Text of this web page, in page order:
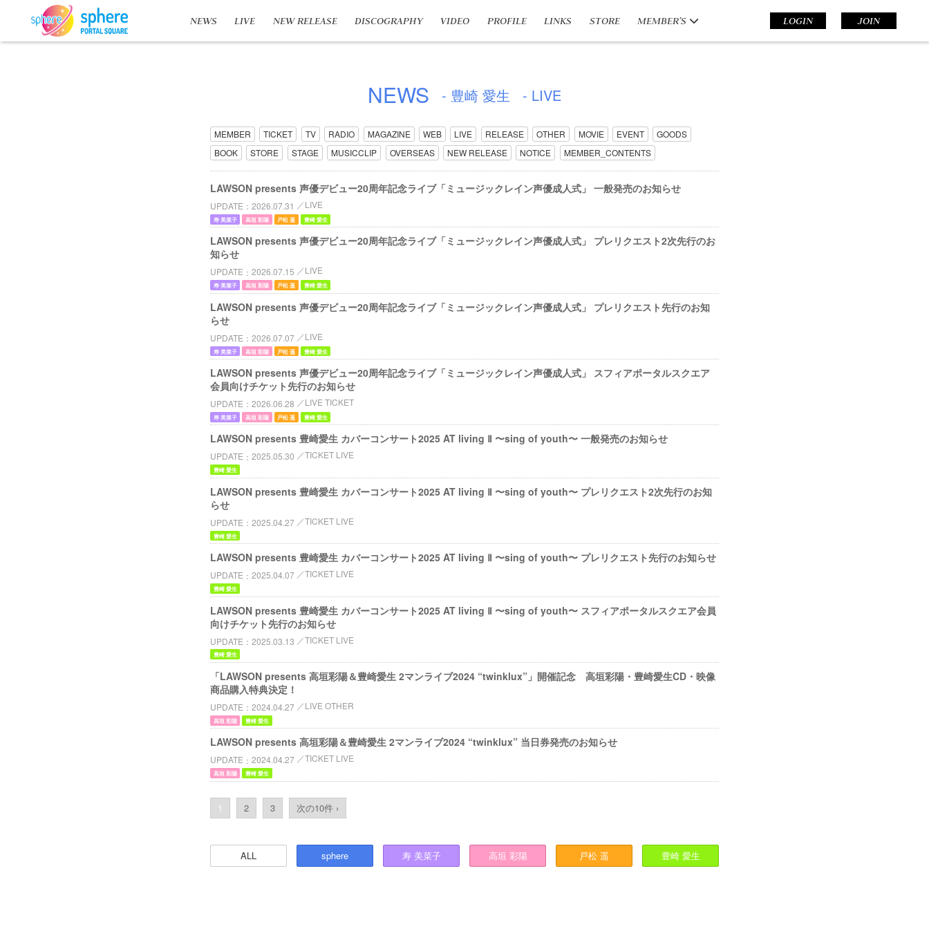
NEWS LIVE NEW RELEASE DISCOGRAPHY VIDEO PROFILE LINKS STORE MEMBER’S LOGIN JOIN
NEWS - 豊崎 愛生 - LIVE
MEMBER TICKET TV RADIO MAGAZINE WEB LIVE RELEASE OTHER MOVIE EVENT
GOODS
BOOK
STORE STAGE MUSICCLIP OVERSEAS NEW RELEASE NOTICE MEMBER_CONTENTS
LAWSON presents 声優デビュー20周年記念ライブ「ミュージックレイン声優成人式」 一般発売のお知らせ
UPDATE 2026.07.31 LIVE
寿 美菜子 高垣 彩陽 戸松 遥 豊崎 愛生
LAWSON presents 声優デビュー20周年記念ライブ「ミュージックレイン声優成人式」 プレリクエスト2次先行のお
知らせ
UPDATE 2026.07.15 LIVE
寿 美菜子 高垣 彩陽 戸松 遥 豊崎 愛生
LAWSON presents 声優デビュー20周年記念ライブ「ミュージックレイン声優成人式」 プレリクエスト先行のお知
らせ
UPDATE 2026.07.07 LIVE
寿 美菜子 高垣 彩陽 戸松 遥 豊崎 愛生
LAWSON presents 声優デビュー20周年記念ライブ「ミュージックレイン声優成人式」 スフィアポータルスクエア
会員向けチケット先行のお知らせ
UPDATE 2026.06.28 LIVE TICKET
寿 美菜子 高垣 彩陽 戸松 遥 豊崎 愛生
LAWSON presents 豊崎愛⽣ カバーコンサート2025 AT living Ⅱ 〜sing of youth〜 一般発売のお知らせ
UPDATE 2025.05.30 TICKET LIVE
豊崎 愛生
LAWSON presents 豊崎愛⽣ カバーコンサート2025 AT living Ⅱ 〜sing of youth〜 プレリクエスト2次先行のお知
らせ
UPDATE 2025.04.27 TICKET LIVE
豊崎 愛生
LAWSON presents 豊崎愛⽣ カバーコンサート2025 AT living Ⅱ 〜sing of youth〜 プレリクエスト先行のお知らせ
UPDATE 2025.04.07 TICKET LIVE
豊崎 愛生
LAWSON presents 豊崎愛⽣ カバーコンサート2025 AT living Ⅱ 〜sing of youth〜 スフィアポータルスクエア会員
向けチケット先行のお知らせ
UPDATE 2025.03.13 TICKET LIVE
豊崎 愛生
「LAWSON presents 高垣彩陽＆豊崎愛生 2マンライブ2024 “twinklux”」開催記念 高垣彩陽・豊崎愛生CD・映像
商品購入特典決定！
UPDATE 2024.04.27 LIVE OTHER
高垣 彩陽 豊崎 愛生
LAWSON presents 高垣彩陽＆豊崎愛生 2マンライブ2024 “twinklux” 当日券発売のお知らせ
UPDATE 2024.04.27 TICKET LIVE
高垣 彩陽 豊崎 愛生
1 2 3 次の10件 ›
ALL sphere 寿 美菜子 高垣 彩陽 戸松 遥 豊崎愛生